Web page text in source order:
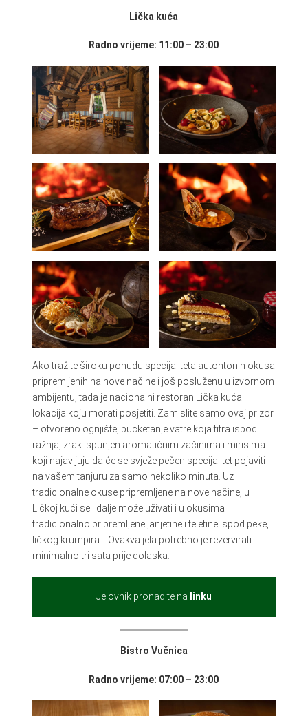
Lička kuća
Radno vrijeme: 11:00 – 23:00
Ako tražite široku ponudu specijaliteta autohtonih okusa
pripremljenih na nove načine i još posluženu u izvornom
ambijentu, tada je nacionalni restoran Lička kuća
lokacija koju morati posjetiti. Zamislite samo ovaj prizor
– otvoreno ognjište, pucketanje vatre koja titra ispod
ražnja, zrak ispunjen aromatičnim začinima i mirisima
koji najavljuju da će se svježe pečen specijalitet pojaviti
na vašem tanjuru za samo nekoliko minuta. Uz
tradicionalne okuse pripremljene na nove načine, u
Ličkoj kući se i dalje može uživati i u okusima
tradicionalno pripremljene janjetine i teletine ispod peke,
ličkog krumpira… Ovakva jela potrebno je rezervirati
minimalno tri sata prije dolaska.
Jelovnik pronađite na linku
Bistro Vučnica
Radno vrijeme: 07:00 – 23:00